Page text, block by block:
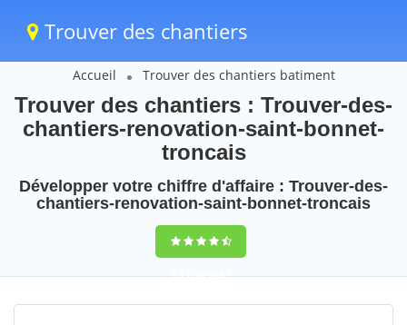
Trouver des chantiers
Accueil Trouver des chantiers batiment
Trouver des chantiers : Trouver-des-
chantiers-renovation-saint-bonnet-
troncais
Développer votre chiffre d'affaire : Trouver-des-
chantiers-renovation-saint-bonnet-troncais
9,5(100%)87
votes